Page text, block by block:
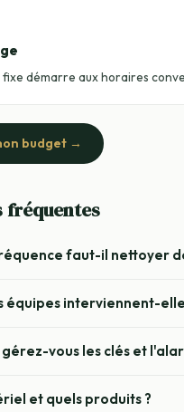
fixe démarre aux horaires
budget →
fréquentes
faut-il nettoyer
équipes interviennent-
vous les clés et
et quels produits ?